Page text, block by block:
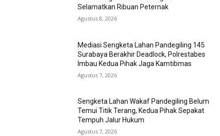
Selamatkan Ribuan Peternak
Agustus 8, 2026
Mediasi Sengketa Lahan Pandegiling 145
Surabaya Berakhir Deadlock, Polrestabes
Imbau Kedua Pihak Jaga Kamtibmas
Agustus 7, 2026
Sengketa Lahan Wakaf Pandegiling Belum
Temui Titik Terang, Kedua Pihak Sepakat
Tempuh Jalur Hukum
Agustus 7, 2026